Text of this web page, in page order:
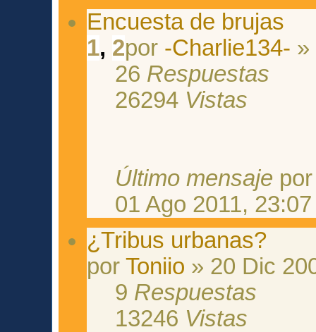
Encuesta de brujas
1, 2por -Charlie134- »
26 Respuestas
26294 Vistas
Último mensaje
01 Ago 2011, 23:07
¿Tribus urbanas?
porToniio » 20 Dic
9 Respuestas
13246 Vistas